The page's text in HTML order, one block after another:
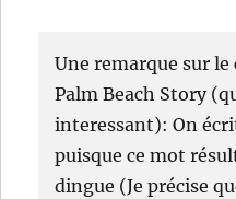
Une remarque sur
Palm Beach Story
interessant): On
puisque ce mot
dingue (Je précise